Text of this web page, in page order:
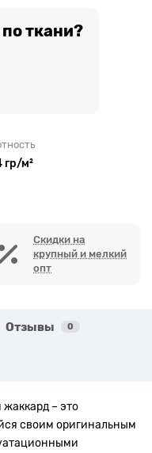
ткани?
гр/м²
Скидки на
крупный и мелкий
опт
Отзывы 0
– это
своим оригинальным